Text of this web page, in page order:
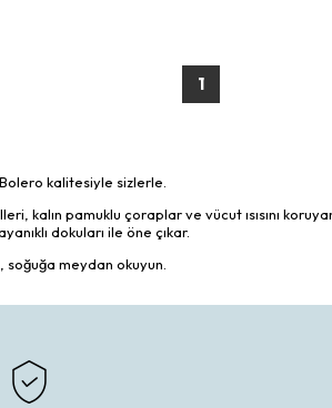
1
kalitesiyle sizlerle.
kalın pamuklu çoraplar ve vücut ısısını
dokuları ile öne çıkar.
meydan okuyun.